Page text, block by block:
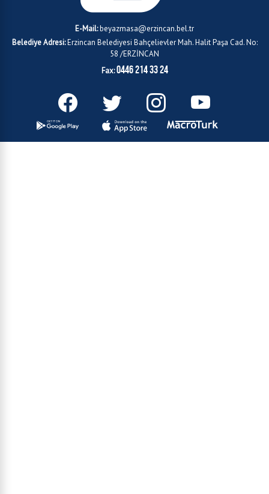
E-Mail:beyazmasa@erzincan.bel.tr
Belediye Adresi:Erzincan Belediyesi Bahçelievler Mah. Halit Paşa Cad. No:
58 /ERZİNCAN
Fax:0446 214 33 24